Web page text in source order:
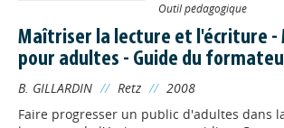
Outil pédagogique
Maîtriser la lecture et l'écriture -
pour adultes - Guide du
B. GILLARDIN // Retz // 2008
Faire progresser un public d'adultes dans